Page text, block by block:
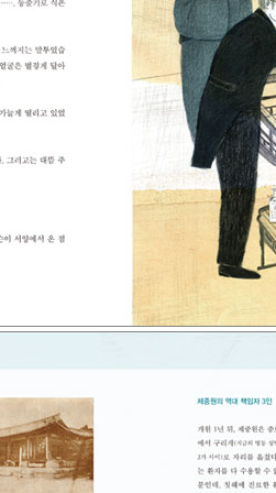
생국과 방역 위원회
요!